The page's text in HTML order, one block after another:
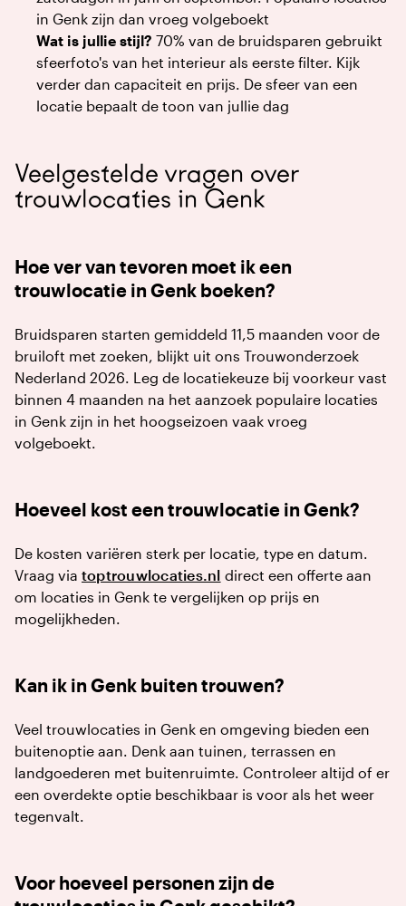
in Genk zijn dan vroeg volgeboekt
Wat is jullie stijl? 70% van de bruidsparen gebruikt
sfeerfoto's van het interieur als eerste filter. Kijk
verder dan capaciteit en prijs. De sfeer van een
locatie bepaalt de toon van jullie dag
Veelgestelde vragen over
trouwlocaties in Genk
Hoe ver van tevoren moet ik een
trouwlocatie in Genk boeken?
Bruidsparen starten gemiddeld 11,5 maanden voor de
bruiloft met zoeken, blijkt uit ons Trouwonderzoek
Nederland 2026. Leg de locatiekeuze bij voorkeur vast
binnen 4 maanden na het aanzoek populaire locaties
in Genk zijn in het hoogseizoen vaak vroeg
volgeboekt.
Hoeveel kost een trouwlocatie in Genk?
De kosten variëren sterk per locatie, type en datum.
Vraag via toptrouwlocaties.nl direct een offerte aan
om locaties in Genk te vergelijken op prijs en
mogelijkheden.
Kan ik in Genk buiten trouwen?
Veel trouwlocaties in Genk en omgeving bieden een
buitenoptie aan. Denk aan tuinen, terrassen en
landgoederen met buitenruimte. Controleer altijd of er
een overdekte optie beschikbaar is voor als het weer
tegenvalt.
Voor hoeveel personen zijn de